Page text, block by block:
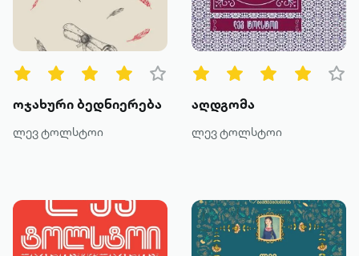
წიგნის ტიპები
ყველა
ტექსტური
ხმოვანი
მოთხრობა
რომანი
ოჯახური ბედნიერება
ლევ ტოლსტოი
აღდგომა
ლევ ტოლსტოი